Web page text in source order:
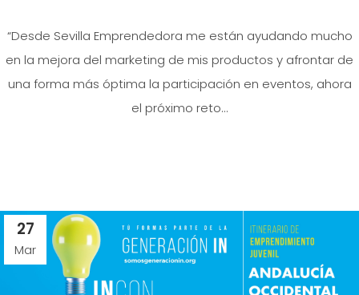
“Desde Sevilla Emprendedora me están ayudando mucho
en la mejora del marketing de mis productos y afrontar de
una forma más óptima la participación en eventos, ahora
el próximo reto...
27
Mar